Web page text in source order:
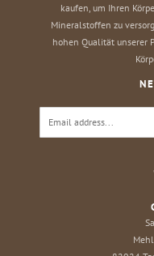
kaufen, um Ihren
Mineralstoffen zu
hohen Qualität unserer